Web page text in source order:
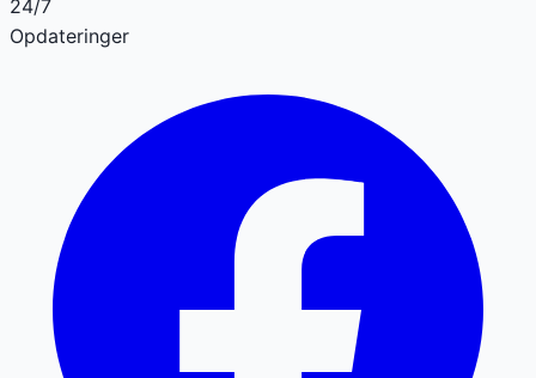
24/7
Opdateringer